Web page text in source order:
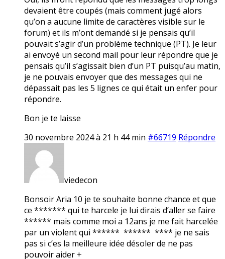
devaient être coupés (mais comment jugé alors
qu’on a aucune limite de caractères visible sur le
forum) et ils m’ont demandé si je pensais qu’il
pouvait s’agir d’un problème technique (PT). Je leur
ai envoyé un second mail pour leur répondre que je
pensais qu’il s’agissait bien d’un PT puisqu’au matin,
je ne pouvais envoyer que des messages qui ne
dépassait pas les 5 lignes ce qui était un enfer pour
répondre.
Bon je te laisse
30 novembre 2024 à 21 h 44 min #66719 Répondre
viedecon
Bonsoir Aria 10 je te souhaite bonne chance et que
ce ******* qui te harcele je lui dirais d’aller se faire
****** mais comme moi a 12ans je me fait harcelée
par un violent qui ****** ****** **** je ne sais
pas si c’es la meilleure idée désoler de ne pas
pouvoir aider +